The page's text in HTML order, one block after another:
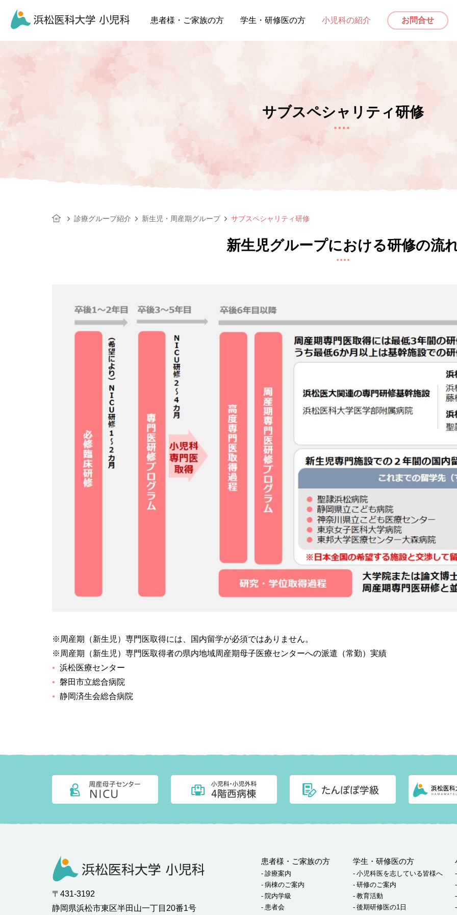
患者様・ご家族の方 学生・研修医の方 小児科の紹介 お問合せ
サブスペシャリティ研修
診療グループ紹介 新生児・周産期グループ サブスペシャリティ研修
新生児グループにおける研修の流
※周産期（新生児）専門医取得には、国内留学が必須ではありません。
※周産期（新生児）専門医取得者の県内地域周産期母子医療センターへの派遣（常勤）実績
浜松医療センター
磐田市立総合病院
静岡済生会総合病院
〒431-3192
静岡県浜松市東区半田山一丁目20番1号
患者様・ご家族の方
診療案内
病棟のご案内
院内学級
患者会
学生・研修医の方
小児科医を志している皆様へ
研修のご案内
教育活動
後期研修医の1日